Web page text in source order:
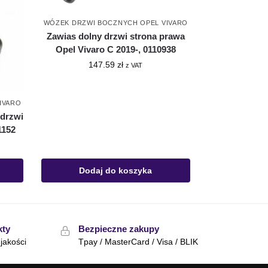
WÓZEK DRZWI BOCZNYCH OPEL VIVARO
Zawias dolny drzwi strona prawa
Opel Vivaro C 2019-, 0110938
147.59zł z VAT
Dodaj do koszyka
Bezpieczne zakupy
Tpay / MasterCard / Visa / BLIK